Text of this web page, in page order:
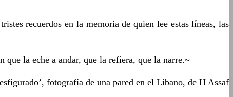
recuerdos en la memoria de quien lee estas líneas, las
que la eche a andar, que la refiera, que la narre.~
fotografía de una pared en el Libano, de H Assaf